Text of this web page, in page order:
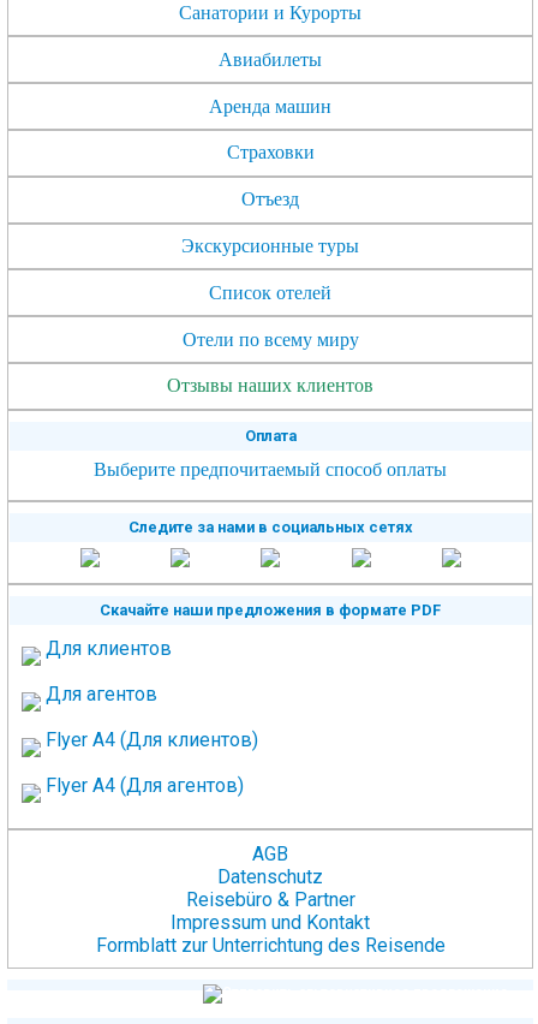
Санатории и Курорты
Авиабилеты
Аренда машин
Страховки
Отъезд
Экскурсионные туры
Список отелей
Отели по всему миру
Отзывы наших клиентов
Оплата
Выберите предпочитаемый способ оплаты
Следите за нами в социальных сетях
Скачайте наши предложения в формате PDF
Для клиентов
Для агентов
Flyer A4 (Для клиентов)
Flyer A4 (Для агентов)
AGB
Datenschutz
Reisebüro & Partner
Impressum und Kontakt
Formblatt zur Unterrichtung des Reisende